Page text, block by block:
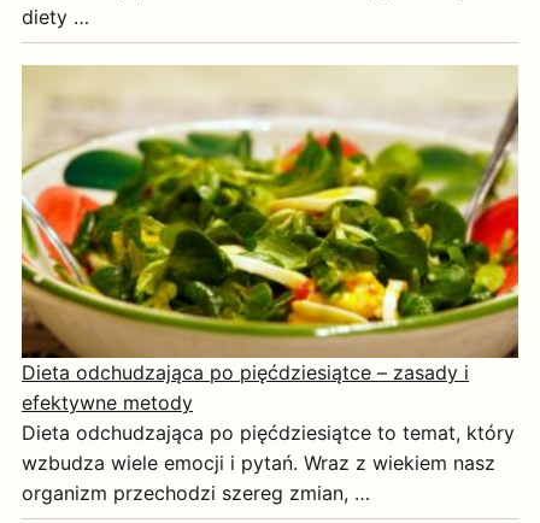
diety …
Dieta odchudzająca po pięćdziesiątce – zasady i
efektywne metody
Dieta odchudzająca po pięćdziesiątce to temat, który
wzbudza wiele emocji i pytań. Wraz z wiekiem nasz
organizm przechodzi szereg zmian, …